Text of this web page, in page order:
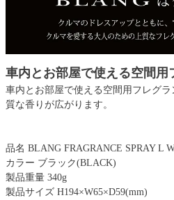
車内とお部屋で使える空間用
車内とお部屋で使える空間用フレグ
質な香りが広がります。
品名 BLANG FRAGRANCE SPRAY L
カラー ブラック(BLACK)
製品重量 340g
製品サイズ H194×W65×D59(mm)